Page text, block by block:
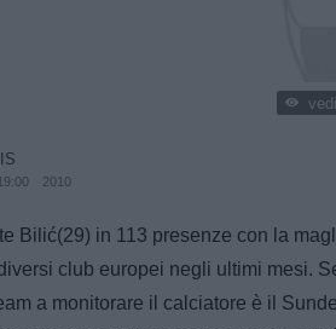
2010
Bilić(29) in 113 presenze con la
club europei negli ultimi mesi.
a monitorare il calciatore è il